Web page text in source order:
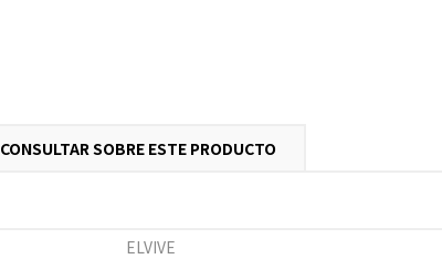
CONSULTAR SOBRE ESTE PRODUCTO
ELVIVE